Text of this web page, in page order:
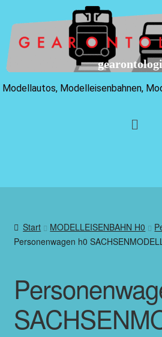
Modellautos, Modelleisenbahnen,
Start MODELLEISENBAHN H0
Personenwagen h0